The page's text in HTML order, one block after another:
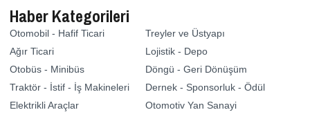
Haber Kategorileri
Otomobil - Hafif Ticari
Ağır Ticari
Otobüs - Minibüs
Traktör - İstif - İş Makineleri
Elektrikli Araçlar
Treyler ve Üstyapı
Lojistik - Depo
Döngü - Geri Dönüşüm
Dernek - Sponsorluk - Ödül
Otomotiv Yan Sanayi